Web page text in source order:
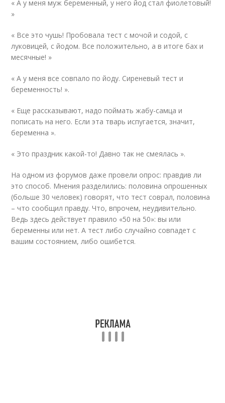
« А у меня муж беременный, у него йод стал фиолетовый!
»
« Все это чушь! Пробовала тест с мочой и содой, с
луковицей, с йодом. Все положительно, а в итоге бах и
месячные! »
« А у меня все совпало по йоду. Сиреневый тест и
беременность! ».
« Еще рассказывают, надо поймать жабу-самца и
пописать на него. Если эта тварь испугается, значит,
беременна ».
« Это праздник какой-то! Давно так не смеялась ».
На одном из форумов даже провели опрос: правдив ли
это способ. Мнения разделились: половина опрошенных
(больше 30 человек) говорят, что тест соврал, половина
– что сообщил правду. Что, впрочем, неудивительно.
Ведь здесь действует правило «50 на 50»: вы или
беременны или нет. А тест либо случайно совпадет с
вашим состоянием, либо ошибется.